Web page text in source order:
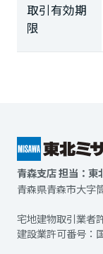
取引有効期
限
青森支店 担当：東
青森県青森市大字
宅地建物取引業者
建設業許可番号：